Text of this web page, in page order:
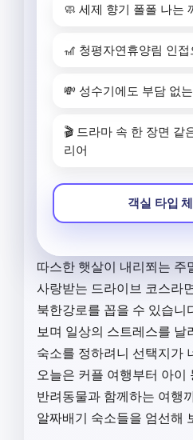
🧼 세제 향기 폴폴 나는
🎢 청평자연휴양림 인
💸 성수기에도 부담 없
🎬 드라마 속 한 장면 같
리어
객실 타입
따스한 햇살이 내리쬐는 주
사랑받는 드라이브 코스라
북한강로를 꼽을 수 있습니
보며 일상의 스트레스를 날
숙소를 정하려니 선택지가
오늘은 커플 여행부터 아이
반려동물과 함께하는 여행
알짜배기 숙소들을 엄선해